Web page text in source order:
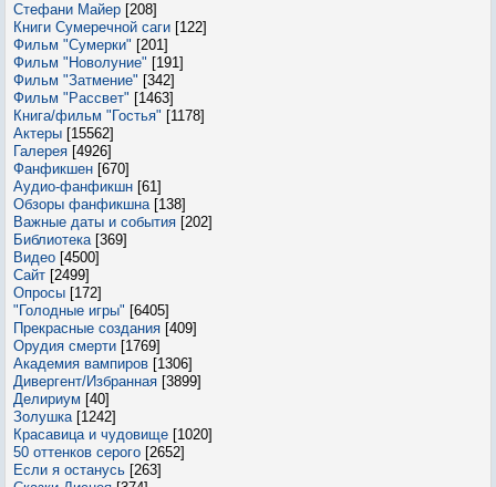
Стефани Майер [208]
Книги Сумеречной саги [122]
Фильм "Сумерки" [201]
Фильм "Новолуние" [191]
Фильм "Затмение" [342]
Фильм "Рассвет" [1463]
Книга/фильм "Гостья" [1178]
Актеры [15562]
Галерея [4926]
Фанфикшен [670]
Аудио-фанфикшн [61]
Обзоры фанфикшна [138]
Важные даты и события [202]
Библиотека [369]
Видео [4500]
Сайт [2499]
Опросы [172]
"Голодные игры" [6405]
Прекрасные создания [409]
Орудия смерти [1769]
Академия вампиров [1306]
Дивергент/Избранная [3899]
Делириум [40]
Золушка [1242]
Красавица и чудовище [1020]
50 оттенков серого [2652]
Если я останусь [263]